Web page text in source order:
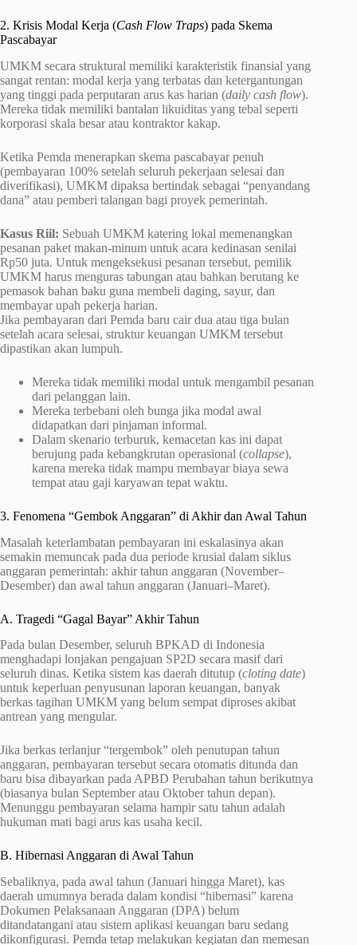
2. Krisis Modal Kerja (Cash Flow Traps) pada Skema
Pascabayar
UMKM secara struktural memiliki karakteristik finansial yang
sangat rentan: modal kerja yang terbatas dan ketergantungan
yang tinggi pada perputaran arus kas harian (daily cash flow).
Mereka tidak memiliki bantalan likuiditas yang tebal seperti
korporasi skala besar atau kontraktor kakap.
Ketika Pemda menerapkan skema pascabayar penuh
(pembayaran 100% setelah seluruh pekerjaan selesai dan
diverifikasi), UMKM dipaksa bertindak sebagai “penyandang
dana” atau pemberi talangan bagi proyek pemerintah.
Kasus Riil: Sebuah UMKM katering lokal memenangkan
pesanan paket makan-minum untuk acara kedinasan senilai
Rp50 juta. Untuk mengeksekusi pesanan tersebut, pemilik
UMKM harus menguras tabungan atau bahkan berutang ke
pemasok bahan baku guna membeli daging, sayur, dan
membayar upah pekerja harian.
Jika pembayaran dari Pemda baru cair dua atau tiga bulan
setelah acara selesai, struktur keuangan UMKM tersebut
dipastikan akan lumpuh.
Mereka tidak memiliki modal untuk mengambil pesanan
dari pelanggan lain.
Mereka terbebani oleh bunga jika modal awal
didapatkan dari pinjaman informal.
Dalam skenario terburuk, kemacetan kas ini dapat
berujung pada kebangkrutan operasional (collapse),
karena mereka tidak mampu membayar biaya sewa
tempat atau gaji karyawan tepat waktu.
3. Fenomena “Gembok Anggaran” di Akhir dan Awal Tahun
Masalah keterlambatan pembayaran ini eskalasinya akan
semakin memuncak pada dua periode krusial dalam siklus
anggaran pemerintah: akhir tahun anggaran (November–
Desember) dan awal tahun anggaran (Januari–Maret).
A. Tragedi “Gagal Bayar” Akhir Tahun
Pada bulan Desember, seluruh BPKAD di Indonesia
menghadapi lonjakan pengajuan SP2D secara masif dari
seluruh dinas. Ketika sistem kas daerah ditutup (cloting date)
untuk keperluan penyusunan laporan keuangan, banyak
berkas tagihan UMKM yang belum sempat diproses akibat
antrean yang mengular.
Jika berkas terlanjur “tergembok” oleh penutupan tahun
anggaran, pembayaran tersebut secara otomatis ditunda dan
baru bisa dibayarkan pada APBD Perubahan tahun berikutnya
(biasanya bulan September atau Oktober tahun depan).
Menunggu pembayaran selama hampir satu tahun adalah
hukuman mati bagi arus kas usaha kecil.
B. Hibernasi Anggaran di Awal Tahun
Sebaliknya, pada awal tahun (Januari hingga Maret), kas
daerah umumnya berada dalam kondisi “hibernasi” karena
Dokumen Pelaksanaan Anggaran (DPA) belum
ditandatangani atau sistem aplikasi keuangan baru sedang
dikonfigurasi. Pemda tetap melakukan kegiatan dan memesan